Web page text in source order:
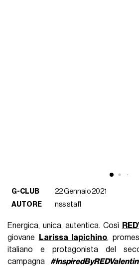
G-CLUB
22 Gennaio 2021
AUTORE
nss staff
Energica, unica, autentica. Così
giovane
Larissa Iapichino,
italiano e protagonista del
campagna